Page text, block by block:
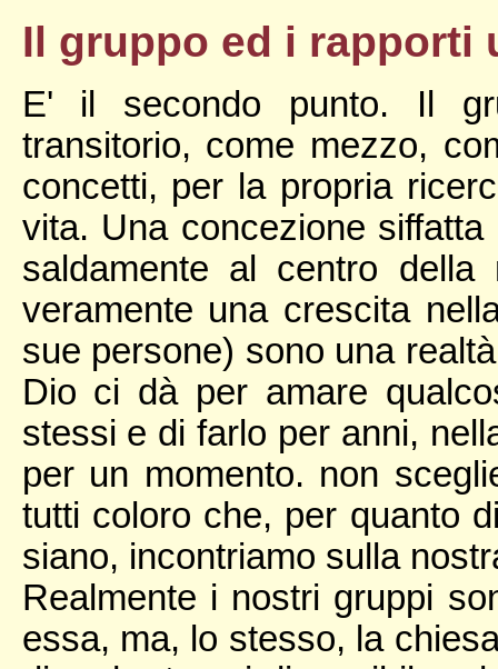
Il gruppo ed i rapporti
E' il secondo punto. Il
transitorio, come mezzo,
concetti, per la propria
vita. Una concezione
saldamente al centro
veramente una crescita
sue persone) sono una
Dio ci dà per amare
stessi e di farlo per anni,
per un momento. non
tutti coloro che, per quanto
siano, incontriamo sulla
Realmente i nostri gruppi
essa, ma, lo stesso, la